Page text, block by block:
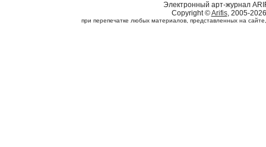
Электронный арт-журнал
Copyright ©Arifis, 2005-2026
при перепечатке любых материалов, представленных на